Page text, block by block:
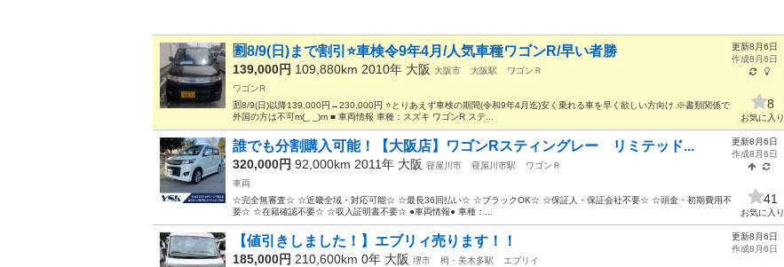
🈹8/9(日)まで割引⭐️車検令9年4月/人気車種ワゴンR/早い者勝
139,000円 109,880km 2010年 大阪 大阪市 大阪駅
ワゴンＲ
ワゴンR
🈹8/9(日)以降139,000円→230,000円 ⭐️とりあえず車検の期間(令和9年4月迄)安く乗れる車を早く欲しい方向け ※書類関係で
外国の方は不可m(_ _)m ■ 車両情報 車種：スズキ ワゴンR ステ...
更新8月6日
作成8月6日
8
お気に入り
誰でも分割購入可能！【大阪店】ワゴンRスティングレー リミテッド...
320,000円 92,000km 2011年 大阪 寝屋川市 寝屋川市駅
ワゴンＲ
車両
☆完全無審査☆ ☆近畿全域・対応可能☆ ☆最長36回払い☆ ☆ブラックOK☆ ☆保証人・保証会社不要☆ ☆頭金・初期費用不
要☆ ☆在籍確認不要☆ ☆収入証明書不要☆ ●車両情報● 車種：...
更新8月6日
作成8月6日
41
お気に入り
【値引きしました！】エブリィ売ります！！
185,000円 210,600km 0年 大阪 堺市 栂・美木多駅
エブリイ
更新8月6日
作成8月6日